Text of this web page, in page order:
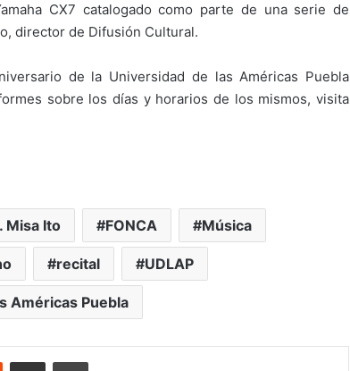
CX7 catalogado como parte de una serie de
director de Difusión Cultural.
de la Universidad de las Américas Puebla
sobre los días y horarios de los mismos, visita
Misa Ito FONCA Música
recital UDLAP
Américas Puebla
Reddit Share via Email Print